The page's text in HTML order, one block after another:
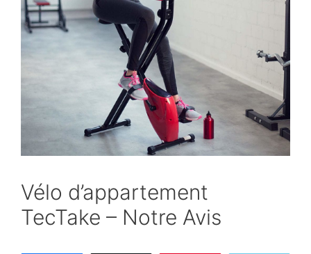
Vélo d’appartement
TecTake – Notre Avis